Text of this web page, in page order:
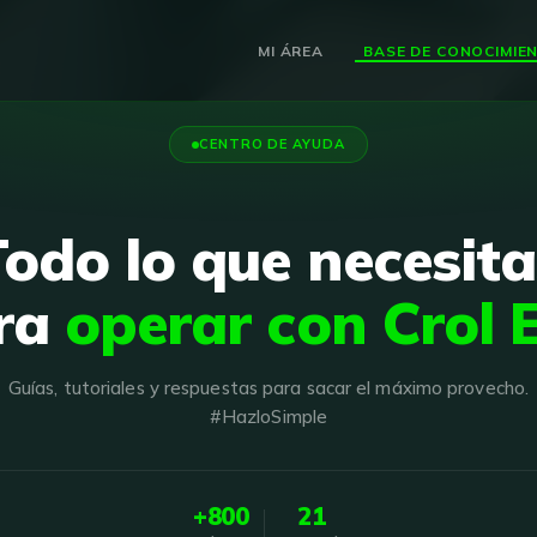
MI ÁREA
CENTRO DE AYUDA
lo que
operar con Crol
Guías, tutoriales y respuestas para sacar el máximo provecho.
#HazloSimple
+800 21